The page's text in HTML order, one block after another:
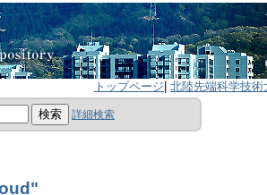
トップページ 北陸先端科学技術
詳細検索